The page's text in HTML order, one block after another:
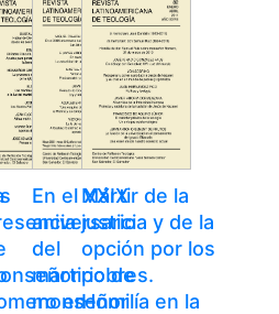
en
En el XXIX
aniversario
del
martirio de
monseñor
Mártir de la
justicia y de la
opción por los
pobres.
Homilía en la